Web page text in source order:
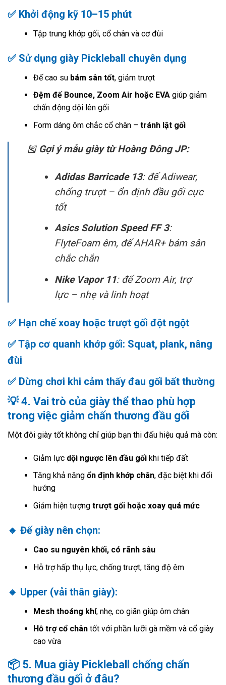
✅ Khởi động kỹ 10–15 phút
Tập trung khớp gối, cổ chân và cơ đùi
✅ Sử dụng giày Pickleball chuyên dụng
Đế cao su bám sân tốt, giảm trượt
Đệm đế Bounce, Zoom Air hoặc EVAgiúp giảm
chấn động dội lên gối
Form dáng ôm chắc cổ chân – tránh lật gối
🎽 Gợi ý mẫu giày từ Hoàng Đông JP:
Adidas Barricade 13: đế Adiwear,
chống trượt – ổn định đầu gối cực
tốt
Asics Solution Speed FF 3:
FlyteFoam êm, đế AHAR+ bám sân
chắc chắn
Nike Vapor 11: đế Zoom Air, trợ
lực – nhẹ và linh hoạt
✅ Hạn chế xoay hoặc trượt gối đột ngột
✅ Tập cơ quanh khớp gối: Squat, plank, nâng
đùi
✅ Dừng chơi khi cảm thấy đau gối bất thường
💡 4. Vai trò của giày thể thao phù hợp
trong việc giảm chấn thương đầu gối
Một đôi giày tốt không chỉ giúp bạn thi đấu hiệu quả mà còn:
Giảm lực dội ngược lên đầu gốikhi tiếp đất
Tăng khả năng ổn định khớp chân, đặc biệt khi đổi
hướng
Giảm hiện tượng trượt gối hoặc xoay quá mức
🔸 Đế giày nên chọn:
Cao su nguyên khối, có rãnh sâu
Hỗ trợ hấp thụ lực, chống trượt, tăng độ êm
🔸 Upper (vải thân giày):
Mesh thoáng khí, nhẹ, co giãn giúp ôm chân
Hỗ trợ cổ chântốt với phần lưỡi gà mềm và cổ giày
cao vừa
📦 5. Mua giày Pickleball chống chấn
thương đầu gối ở đâu?